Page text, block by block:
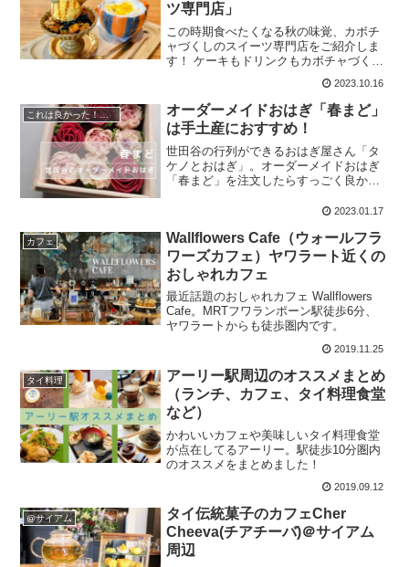
ツ専門店」
この時期食べたくなる秋の味覚、カボチ
ャづくしのスイーツ専門店をご紹介しま
す！ ケーキもドリンクもカボチャづく
2023.10.16
これは良かった！を叫びたい
オーダーメイドおはぎ「春まど」
は手土産におすすめ！
世田谷の行列ができるおはぎ屋さん「タ
ケノとおはぎ」。オーダーメイドおはぎ
「春まど」を注文したらすっごく良かっ
2023.01.17
カフェ
Wallflowers Cafe（ウォールフラ
ワーズカフェ）ヤワラート近くの
おしゃれカフェ
最近話題のおしゃれカフェ Wallflowers
Cafe。MRTフワランポーン駅徒歩6分、
ヤワラートからも徒歩圏内です。
2019.11.25
タイ料理
アーリー駅周辺のオススメまとめ
（ランチ、カフェ、タイ料理食堂
など）
かわいいカフェや美味しいタイ料理食堂
が点在してるアーリー。駅徒歩10分圏内
のオススメをまとめました！
2019.09.12
@サイアム
タイ伝統菓子のカフェCher
Cheeva(チアチーバ)＠サイアム
周辺